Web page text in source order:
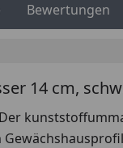
Bewertungen
14 cm,